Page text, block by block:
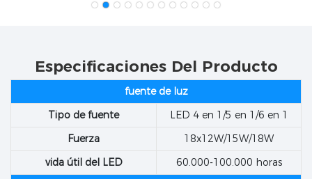
Especificaciones Del Producto
fuente de luz
Tipo de fuente
LED 4 en 1/5 en 1/6 en 1
Fuerza
18x12W/15W/18W
vida útil del LED
60.000-100.000 horas